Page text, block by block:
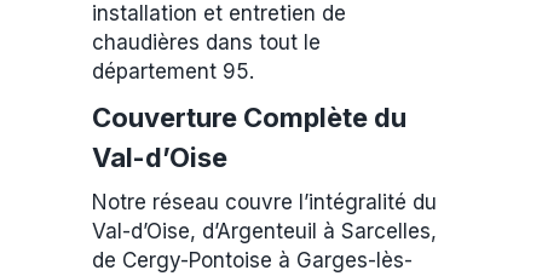
installation et entretien de
chaudières dans tout le
département 95.
Couverture Complète du
Val-d’Oise
Notre réseau couvre l’intégralité du
Val-d’Oise, d’Argenteuil à Sarcelles,
de Cergy-Pontoise à Garges-lès-